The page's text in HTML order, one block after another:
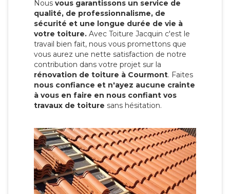
Nous vous garantissons un service de
qualité, de professionnalisme, de
sécurité et une longue durée de vie à
votre toiture. Avec Toiture Jacquin c'est le
travail bien fait, nous vous promettons que
vous aurez une nette satisfaction de notre
contribution dans votre projet sur la
rénovation de toiture à Courmont. Faites
nous confiance et n'ayez aucune crainte
à vous en faire en nous confiant vos
travaux de toiture sans hésitation.